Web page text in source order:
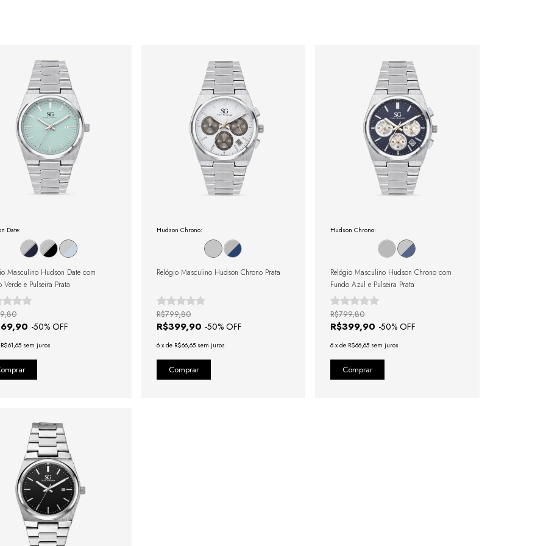
Date:
Masculino Hudson Date com
Verde e Pulseira Prata
-50% OFF
R$61,65 sem juros
Hudson Chrono:
Relógio Masculino Hudson Chrono Prata
R$399,90 -50% OFF
R$799,80
6 x de R$66,65 sem juros
Hudson Chrono:
Relógio Masculino Hudson Chrono com
Fundo Azul e Pulseira Prata
R$399,90 -50% OFF
R$799,80
6 xde R$66,65 sem juros